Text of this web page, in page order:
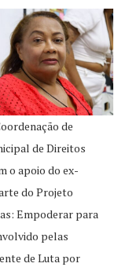
de
de Direitos
o apoio do ex-
do Projeto
Empoderar para
pelas
de Luta por